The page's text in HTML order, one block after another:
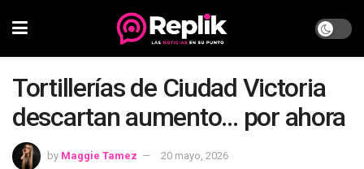
Tortillerías de Ciudad Victoria
descartan aumento… por ahora
by Maggie Tamez 20 mayo, 2026